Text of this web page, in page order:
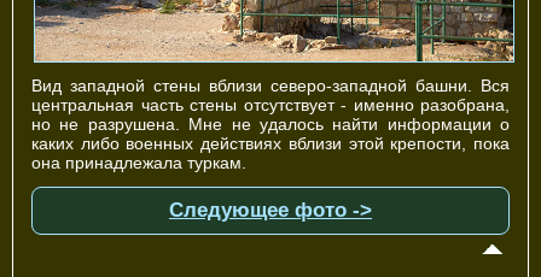
Вид западной стены вблизи северо-западной башни. Вся
центральная часть стены отсутствует - именно разобрана,
но не разрушена. Мне не удалось найти информации о
каких либо военных действиях вблизи этой крепости, пока
она принадлежала туркам.
Следующее фото ->